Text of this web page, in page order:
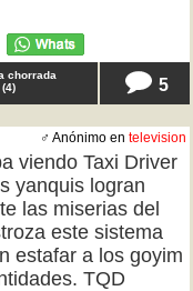
chorrada
(4) 5
♂ Anónimo en television
viendo Taxi Driver
yanquis logran
las miserias del
este sistema
estafar a los goyim
TQD